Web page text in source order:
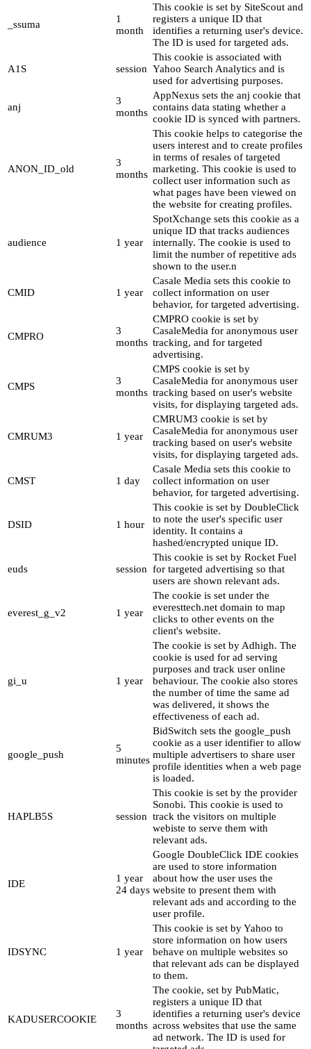
_ssuma
1
month
This cookie is set by SiteScout and
registers a unique ID that
identifies a returning user's device.
The ID is used for targeted ads.
A1S session
This cookie is associated with
Yahoo Search Analytics and is
used for advertising purposes.
anj
3
months
AppNexus sets the anj cookie that
contains data stating whether a
cookie ID is synced with partners.
ANON_ID_old
3
months
This cookie helps to categorise the
users interest and to create profiles
in terms of resales of targeted
marketing. This cookie is used to
collect user information such as
what pages have been viewed on
the website for creating profiles.
audience 1 year
SpotXchange sets this cookie as a
unique ID that tracks audiences
internally. The cookie is used to
limit the number of repetitive ads
shown to the user.n
CMID 1 year
Casale Media sets this cookie to
collect information on user
behavior, for targeted advertising.
CMPRO
3
months
CMPRO cookie is set by
CasaleMedia for anonymous user
tracking, and for targeted
advertising.
CMPS
3
months
CMPS cookie is set by
CasaleMedia for anonymous user
tracking based on user's website
visits, for displaying targeted ads.
CMRUM3 1 year
CMRUM3 cookie is set by
CasaleMedia for anonymous user
tracking based on user's website
visits, for displaying targeted ads.
CMST 1 day
Casale Media sets this cookie to
collect information on user
behavior, for targeted advertising.
DSID 1 hour
This cookie is set by DoubleClick
to note the user's specific user
identity. It contains a
hashed/encrypted unique ID.
euds session
This cookie is set by Rocket Fuel
for targeted advertising so that
users are shown relevant ads.
everest_g_v2 1 year
The cookie is set under the
everesttech.net domain to map
clicks to other events on the
client's website.
gi_u 1 year
The cookie is set by Adhigh. The
cookie is used for ad serving
purposes and track user online
behaviour. The cookie also stores
the number of time the same ad
was delivered, it shows the
effectiveness of each ad.
google_push
5
minutes
BidSwitch sets the google_push
cookie as a user identifier to allow
multiple advertisers to share user
profile identities when a web page
is loaded.
HAPLB5S session
This cookie is set by the provider
Sonobi. This cookie is used to
track the visitors on multiple
webiste to serve them with
relevant ads.
IDE
1 year
24 days
Google DoubleClick IDE cookies
are used to store information
about how the user uses the
website to present them with
relevant ads and according to the
user profile.
IDSYNC 1 year
This cookie is set by Yahoo to
store information on how users
behave on multiple websites so
that relevant ads can be displayed
to them.
KADUSERCOOKIE
3
months
The cookie, set by PubMatic,
registers a unique ID that
identifies a returning user's device
across websites that use the same
ad network. The ID is used for